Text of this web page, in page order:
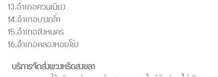
13.อำเภอควนเนียง
14.อำเภอบางกล่ำ
15.อำเภอสิงหนคร
16.อำเภอคลองหอยโข่ง
บริการจัดส่งพวงหรีดสงขลา